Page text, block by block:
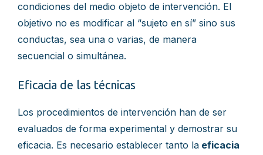
condiciones del medio objeto de intervención. El
objetivo no es modificar al “sujeto en sí” sino sus
conductas, sea una o varias, de manera
secuencial o simultánea.
Eficacia de las técnicas
Los procedimientos de intervención han de ser
evaluados de forma experimental y demostrar su
eficacia. Es necesario establecer tanto la eficacia